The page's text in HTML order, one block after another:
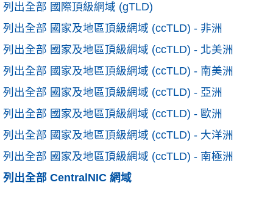
列出全部 國際頂級網域 (gTLD)
列出全部 國家及地區頂級網域 (ccTLD) - 非洲
列出全部 國家及地區頂級網域 (ccTLD) - 北美洲
列出全部 國家及地區頂級網域 (ccTLD) - 南美洲
列出全部 國家及地區頂級網域 (ccTLD) - 亞洲
列出全部 國家及地區頂級網域 (ccTLD) - 歐洲
列出全部 國家及地區頂級網域 (ccTLD) - 大洋洲
列出全部 國家及地區頂級網域 (ccTLD) - 南極洲
列出全部 CentralNIC 網域